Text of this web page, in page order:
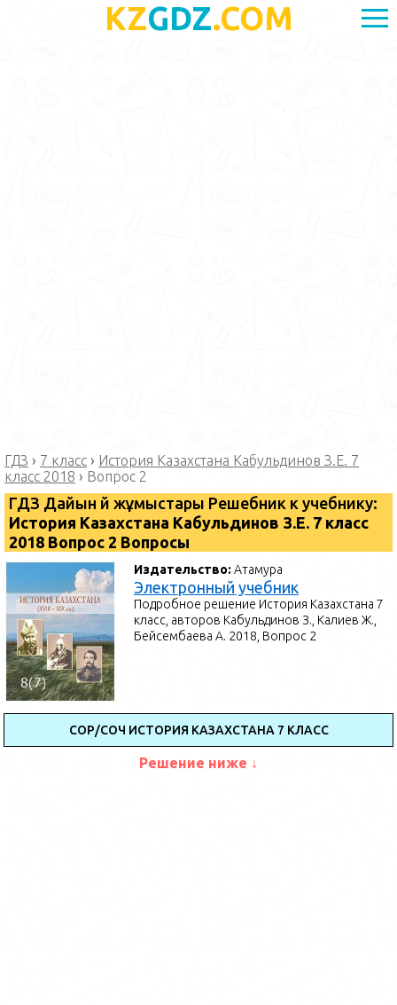
KZGDZ.COM
ГДЗ › 7 класс › История Казахстана Кабульдинов З.Е. 7
класс 2018 › Вопрос 2
ГДЗ Дайын үй жұмыстары Решебник к учебнику:
История Казахстана Кабульдинов З.Е. 7 класс
2018 Вопрос 2 Вопросы
Издательство:Атамура
Электронный учебник
Подробное решение История Казахстана 7
класс, авторов Кабульдинов З., Калиев Ж.,
Бейсембаева А. 2018, Вопрос 2
СОР/СОЧ ИСТОРИЯ КАЗАХСТАНА 7 КЛАСС
Решение ниже ↓